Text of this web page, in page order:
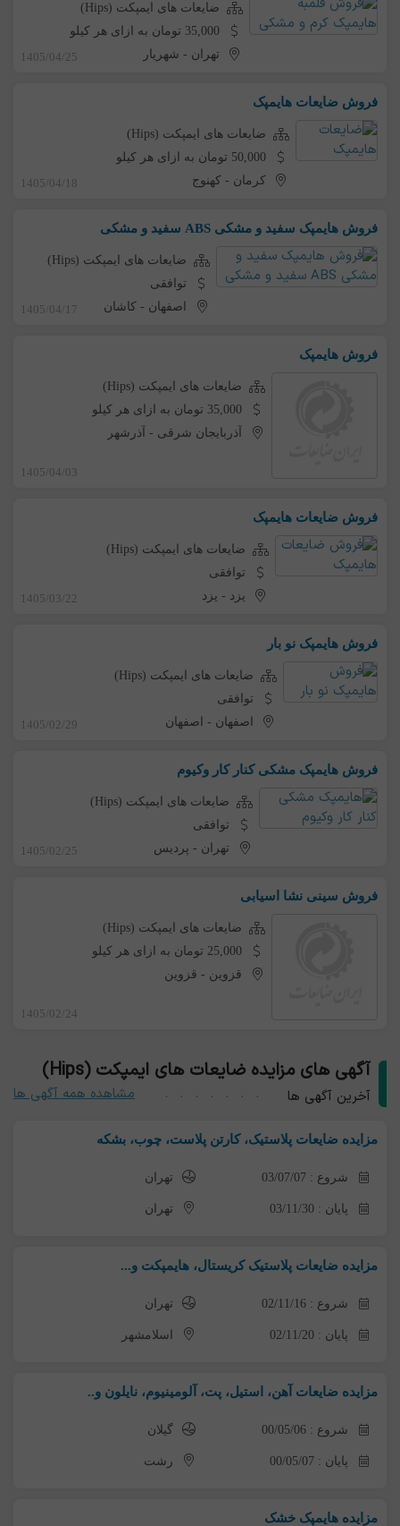
ضایعات های ایمپکت (Hips)
35,000 تومان به ازای هر کیلو
تهران - شهریار 1405/04/25
فروش ضایعات هایمپک
ضایعات های ایمپکت (Hips)
50,000 تومان به ازای هر کیلو
کرمان -کهنوج 1405/04/18
فروش هایمپک سفید و مشکی ABS سفید و مشکی
ضایعات های ایمپکت (Hips)
توافقی
اصفهان - کاشان 1405/04/17
فروش هایمپک
ضایعات های ایمپکت (Hips)
35,000 تومان به ازای هر کیلو
آذربایجان شرقی - آذرشهر
1405/04/03
فروش ضایعات هایمپک
ضایعات های ایمپکت (Hips)
توافقی
یزد - یزد 1405/03/22
فروش هایمپک نو بار
ضایعات های ایمپکت (Hips)
توافقی
اصفهان - اصفهان 1405/02/29
فروش هایمپک مشکی کنار کار وکیوم
ضایعات های ایمپکت (Hips)
توافقی
تهران - پردیس 1405/02/25
فروش سینی نشا اسیابی
ضایعات های ایمپکت (Hips)
25,000 تومان به ازای هر کیلو
قزوین - قزوین
1405/02/24
آگهی های مزایده ضایعات های ایمپکت (Hips)
آخرین آگهی ها مشاهده همه آگهی ها
مزایده ضایعات پلاستیک، کارتن پلاست، چوب، بشکه
شروع : 03/07/07 تهران
پایان : 03/11/30 تهران
مزایده ضایعات پلاستیک کریستال، هایمپکت و...
شروع : 02/11/16 تهران
پایان : 02/11/20 اسلامشهر
مزایده ضایعات آهن، استیل، پت، آلومینیوم، نایلون و..
شروع : 00/05/06 گیلان
پایان : 00/05/07 رشت
مزایده هایمپک خشک